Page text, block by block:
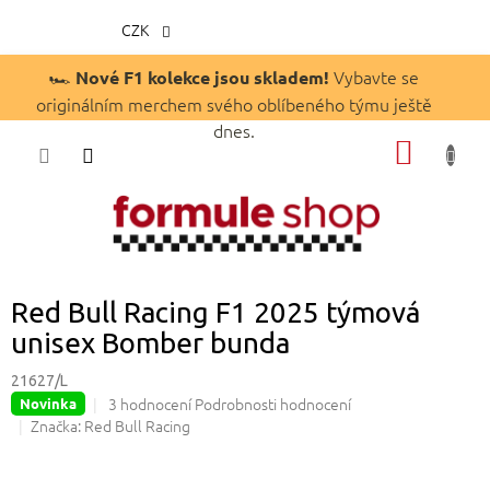
obsah
🏎️ Nové F1 kolekce jsou skladem! Vybavte se
originálním merchem svého oblíbeného týmu ještě
dnes.
CZK
Red Bull Racing F1 2025 týmová
unisex Bomber bunda
21627/L
Novinka
Průměrné
hodnocení
3 hodnoceníPodrobnosti hodnocení
Značka: Red Bull Racing